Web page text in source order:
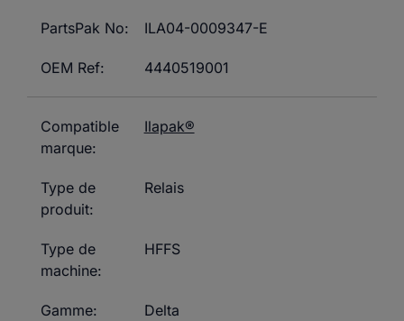
PartsPak No: ILA04-0009347-E
OEM Ref: 4440519001
Compatible
marque:
Ilapak®
Type de
produit:
Relais
Type de
machine:
HFFS
Gamme: Delta